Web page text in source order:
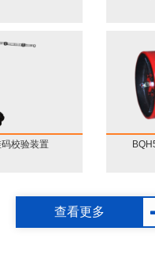
，在热电
【安
秤，
行动态
化设
【安
【安装
码校验装置
查看更多